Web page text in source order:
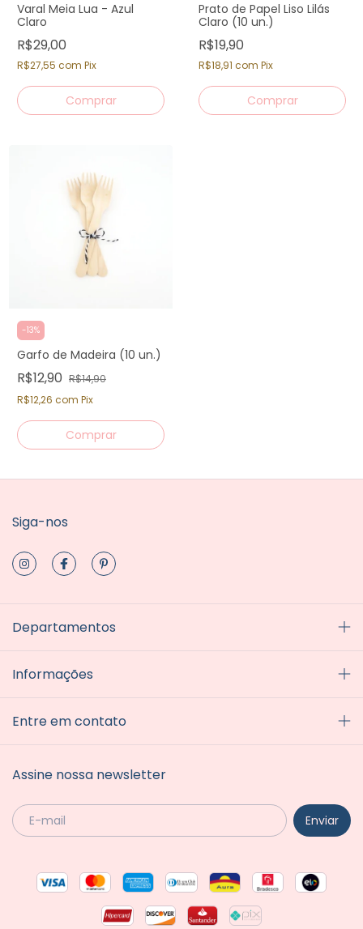
Varal Meia Lua - Azul
Claro
R$29,00
R$27,55 com Pix
Prato de Papel Liso Lilás
Claro (10 un.)
R$19,90
R$18,91 com Pix
-13%
Garfo de Madeira (10 un.)
R$12,90 R$14,90
R$12,26 com Pix
Siga-nos
Departamentos
Informações
Entre em contato
Assine nossa newsletter